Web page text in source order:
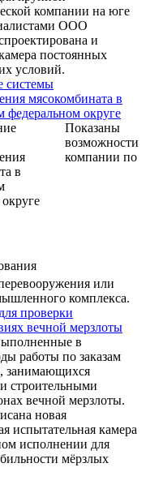
компании на юге
ООО
и
постоянных
условий.
системы
мясокомбината в
федеральном округе
Показаны
возможности
компании по
или
комплекса.
проверки
вечной мерзлоты
в
работы по заказам
занимающихся
строительными
вечной мерзлоты.
новая
испытательная камера
исполнении для
мёрзлых